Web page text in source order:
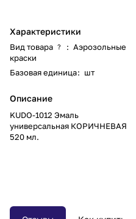
Характеристики
Вид товара ? : Аэрозольные
краски
Базовая единица: шт
Описание
KUDO-1012 Эмаль
универсальная КОРИЧНЕВАЯ
520 мл.